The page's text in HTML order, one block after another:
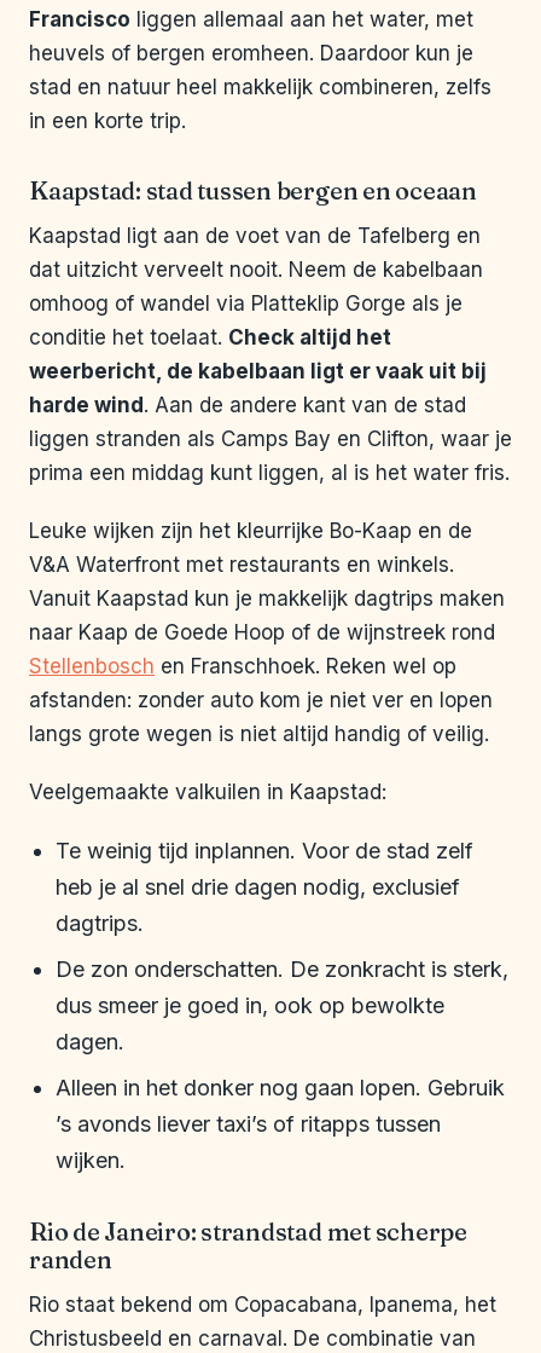
Francisco liggen allemaal aan het water, met
heuvels of bergen eromheen. Daardoor kun je
stad en natuur heel makkelijk combineren, zelfs
in een korte trip.
Kaapstad: stad tussen bergen en oceaan
Kaapstad ligt aan de voet van de Tafelberg en
dat uitzicht verveelt nooit. Neem de kabelbaan
omhoog of wandel via Platteklip Gorge als je
conditie het toelaat. Check altijd het
weerbericht, de kabelbaan ligt er vaak uit bij
harde wind . Aan de andere kant van de stad
liggen stranden als Camps Bay en Clifton, waar je
prima een middag kunt liggen, al is het water fris.
Leuke wijken zijn het kleurrijke Bo-Kaap en de
V&A Waterfront met restaurants en winkels.
Vanuit Kaapstad kun je makkelijk dagtrips maken
naar Kaap de Goede Hoop of de wijnstreek rond
Stellenbosch en Franschhoek. Reken wel op
afstanden: zonder auto kom je niet ver en lopen
langs grote wegen is niet altijd handig of veilig.
Veelgemaakte valkuilen in Kaapstad:
Te weinig tijd inplannen. Voor de stad zelf
heb je al snel drie dagen nodig, exclusief
dagtrips.
De zon onderschatten. De zonkracht is sterk,
dus smeer je goed in, ook op bewolkte
dagen.
Alleen in het donker nog gaan lopen. Gebruik
’s avonds liever taxi’s of ritapps tussen
wijken.
Rio de Janeiro: strandstad met scherpe
randen
Rio staat bekend om Copacabana, Ipanema, het
Christusbeeld en carnaval. De combinatie van